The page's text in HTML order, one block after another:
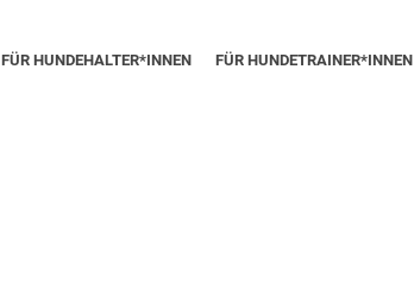
FÜR HUNDEHALTER*INNEN FÜR HUNDETRAINER*INNEN